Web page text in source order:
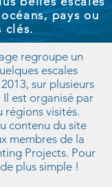
pays ou
clés.
regroupe un
escales
sur plusieurs
est organisé par
régions visités.
contenu du site
membres de la
Projects. Pour
plus simple !